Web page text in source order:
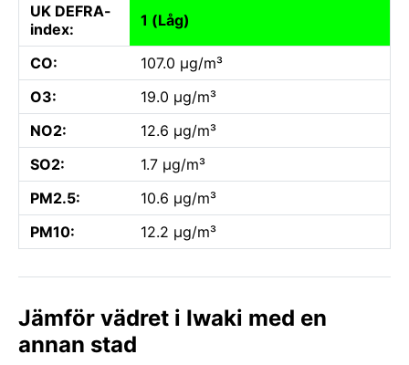
UK DEFRA-
index:
1 (Låg)
CO:
107.0 µg/m³
O3:
19.0 µg/m³
NO2:
12.6 µg/m³
SO2:
1.7 µg/m³
PM2.5:
10.6 µg/m³
PM10:
12.2 µg/m³
Jämför vädret i Iwaki med en
annan stad